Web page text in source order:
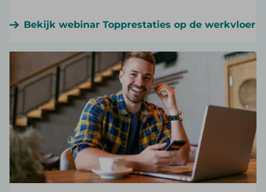
Bekijk webinar Topprestaties op de werkvloer